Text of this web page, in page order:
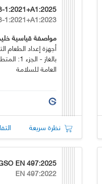
1:2021+A1:2023
مواصفة قياسية
أجهزة إعداد الطعام
بالغاز - الجزء
العامة للسلامة
نظرة سريعة
EN 497:2025
EN 497:2022